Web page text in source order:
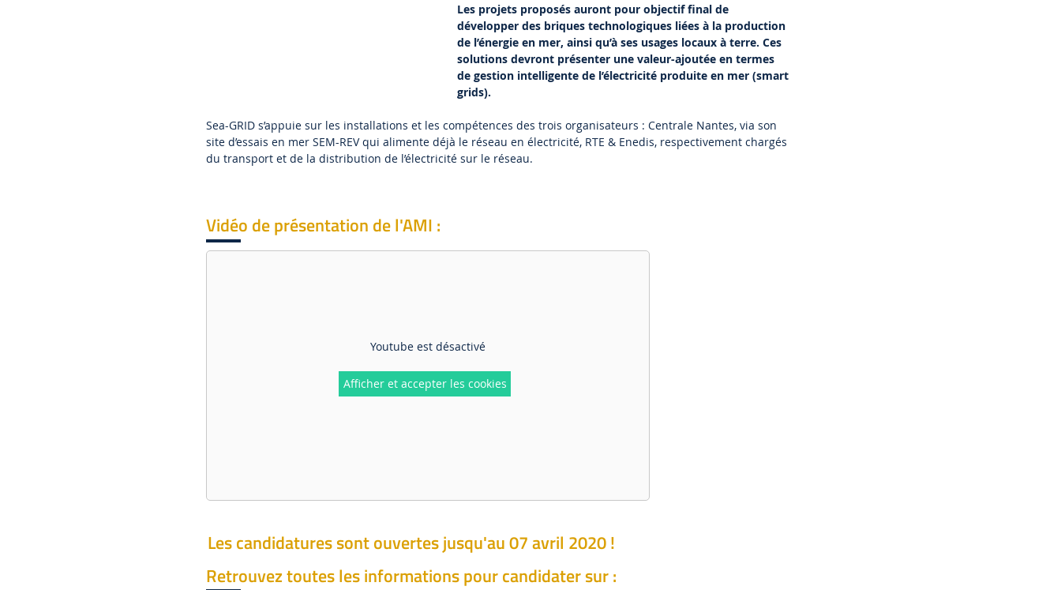
Les projets proposés auront pour objectif final de
développer des briques technologiques liées à la production
de l’énergie en mer, ainsi qu’à ses usages locaux à terre. Ces
solutions devront présenter une valeur-ajoutée en termes
de gestion intelligente de l’électricité produite en mer (smart
grids).
Sea-GRID s’appuie sur les installations et les compétences des trois organisateurs : Centrale Nantes, via son
site d’essais en mer SEM-REV qui alimente déjà le réseau en électricité, RTE & Enedis, respectivement chargés
du transport et de la distribution de l’électricité sur le réseau.
Vidéo de présentation de l'AMI :
Youtube est désactivé
Afficher et accepter les cookies
Les candidatures sont ouvertes jusqu'au 07 avril 2020 !
Retrouvez toutes les informations pour candidater sur :